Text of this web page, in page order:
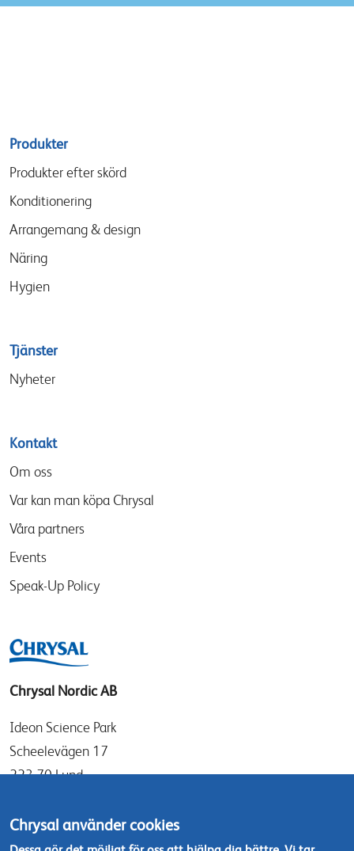
Sitemap
menu
Produkter
Produkter efter skörd
Konditionering
Arrangemang & design
Näring
Hygien
Tjänster
Nyheter
Kontakt
Om oss
Var kan man köpa Chrysal
Våra partners
Events
Speak-Up Policy
Chrysal Nordic AB
Ideon Science Park
Scheelevägen 17
223 70 Lund
info@chrysal.se
Chrysal använder cookies